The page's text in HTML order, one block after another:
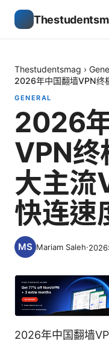
Thestudentsmag ›
2026年中国翻墙VPN终
GENERAL
2026
VPN终
大主流
快连速
Mariam Saleh·2026
2026年中国翻墙